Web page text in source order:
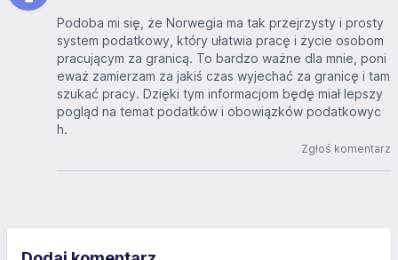
Podoba mi się, że Norwegia ma tak przejrzysty i prosty
system podatkowy, który ułatwia pracę i życie osobom
pracującym za granicą. To bardzo ważne dla mnie, poni
eważ zamierzam za jakiś czas wyjechać za granicę i tam
szukać pracy. Dzięki tym informacjom będę miał lepszy
pogląd na temat podatków i obowiązków podatkowyc
h.
Zgłoś komentarz